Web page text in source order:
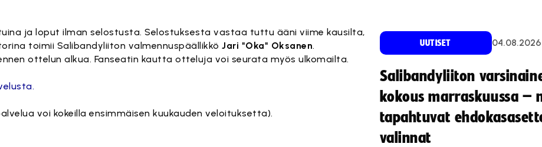
ja loput ilman selostusta. Selostuksesta vastaa tuttu ääni viime kausilta,
toimii Salibandyliiton valmennuspäällikköJari "Oka" Oksanen.
ottelun alkua. Fanseatin kautta otteluja voi seurata myös ulkomailta.
voi kokeilla ensimmäisen kuukauden veloituksetta).
UUTISET 04.08.2026
Salibandyliiton
kokous marraskuussa –
tapahtuvat
valinnat